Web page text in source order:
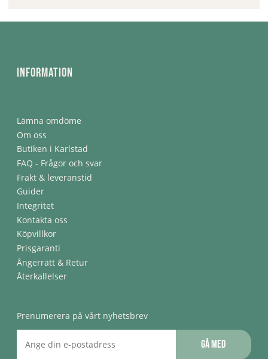
Information
Lämna omdöme
Om oss
Butiken i Karlstad
FAQ - Frågor och svar
Frakt & leveranstid
Guider
Integritet
Kontakta oss
Köpvillkor
Prisgaranti
Ångerrätt & Retur
Återkallelser
Prenumerera på vårt nyhetsbrev
Gå med